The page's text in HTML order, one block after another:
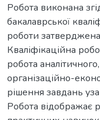
Робота виконана
бакалаврської
роботи
Кваліфікаційна
робота
організаційно-
рішення завдань
Робота відображає